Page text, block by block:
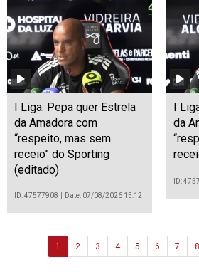
I Liga: Pepa quer Estrela
da Amadora com
“respeito, mas sem
receio” do Sporting
(editado)
ID: 47577908 Date: 07/08/2026 15:12
I
da
ID:
1 2 3 4 5 6 7 8